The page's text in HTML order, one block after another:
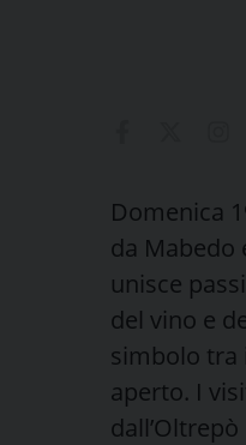
Domenica
da Mabedo
unisce
del vino e
simbolo tra
aperto. I